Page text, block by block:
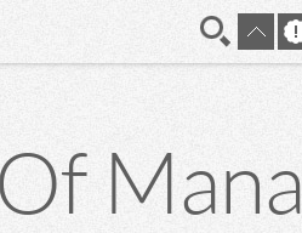
Mana
En direct